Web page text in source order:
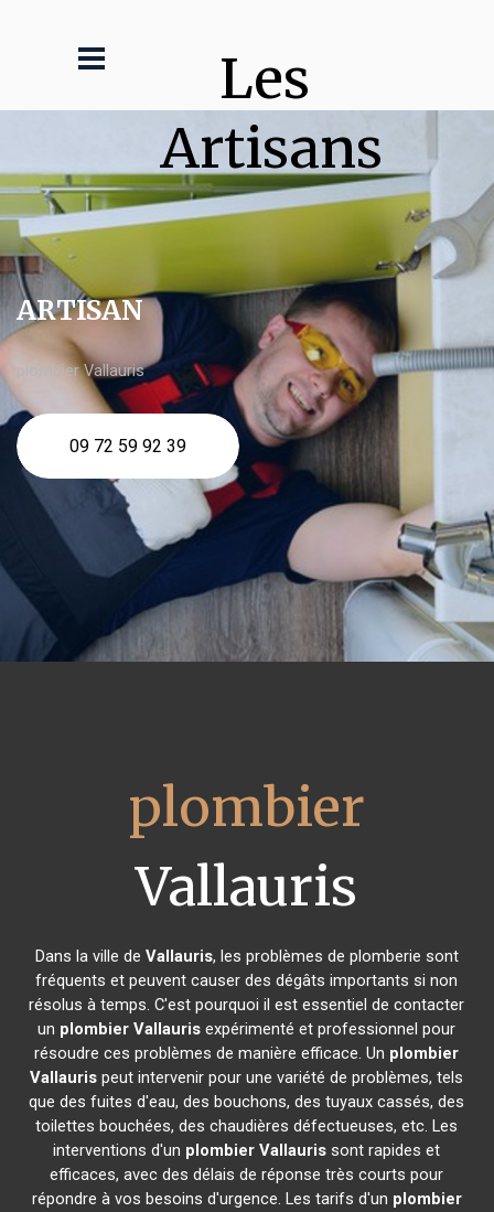
Les
Artisans
ARTISAN
plombier Vallauris
09 72 59 92 39
plombier
Vallauris
Dans la ville de Vallauris, les problèmes de plomberie sont
fréquents et peuvent causer des dégâts importants si non
résolus à temps. C'est pourquoi il est essentiel de contacter
un plombier Vallauris expérimenté et professionnel pour
résoudre ces problèmes de manière efficace. Un plombier
Vallauris peut intervenir pour une variété de problèmes, tels
que des fuites d'eau, des bouchons, des tuyaux cassés, des
toilettes bouchées, des chaudières défectueuses, etc. Les
interventions d'un plombier Vallauris sont rapides et
efficaces, avec des délais de réponse très courts pour
répondre à vos besoins d'urgence. Les tarifs d'un plombier